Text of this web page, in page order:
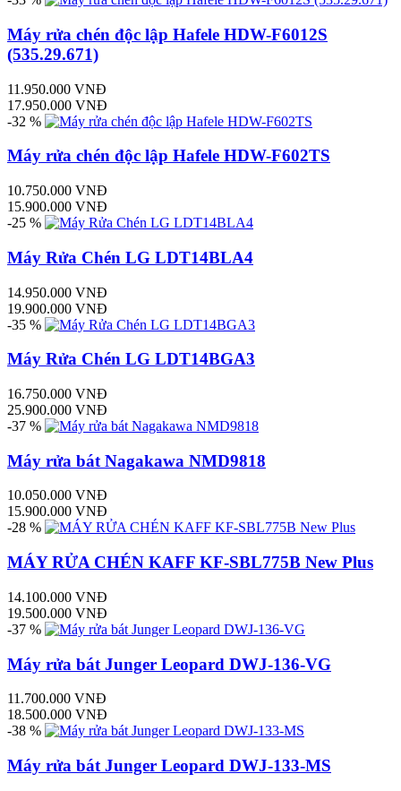
Máy rửa chén độc lập Hafele HDW-F6012S
(535.29.671)
11.950.000 VNĐ
17.950.000 VNĐ
-32 %
Máy rửa chén độc lập Hafele HDW-F602TS
10.750.000 VNĐ
15.900.000 VNĐ
-25 %
Máy Rửa Chén LG LDT14BLA4
14.950.000 VNĐ
19.900.000 VNĐ
-35 %
Máy Rửa Chén LG LDT14BGA3
16.750.000 VNĐ
25.900.000 VNĐ
-37 %
Máy rửa bát Nagakawa NMD9818
10.050.000 VNĐ
15.900.000 VNĐ
-28 %
MÁY RỬA CHÉN KAFF KF-SBL775B New Plus
14.100.000 VNĐ
19.500.000 VNĐ
-37 %
Máy rửa bát Junger Leopard DWJ-136-VG
11.700.000 VNĐ
18.500.000 VNĐ
-38 %
Máy rửa bát Junger Leopard DWJ-133-MS